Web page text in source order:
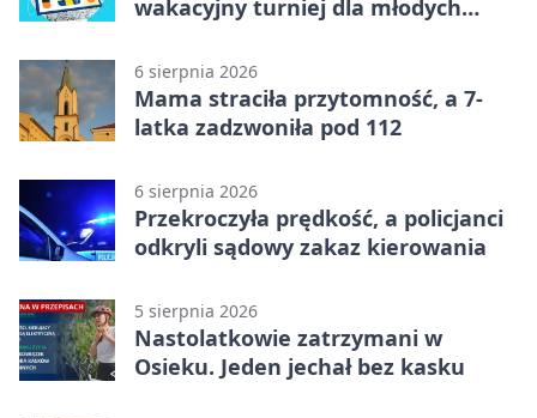
wakacyjny turniej dla młodych
6 sierpnia 2026
Mama straciła przytomność, a 7-
latka zadzwoniła pod 112
6 sierpnia 2026
Przekroczyła prędkość, a policjanci
odkryli sądowy zakaz kierowania
5 sierpnia 2026
Nastolatkowie zatrzymani w
Osieku. Jeden jechał bez kasku